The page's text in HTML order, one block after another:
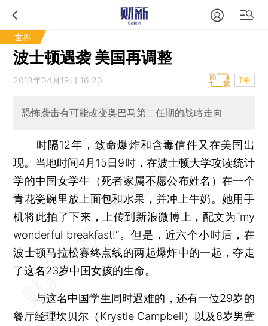
世界
波士顿遇袭 美国再调整
2013年04月19日 16:20 T中
恐怖袭击有可能改变奥巴马第二任期的战略走向
时隔12年，致命爆炸和含毒信件又在美国出
现。当地时间4月15日9时，在波士顿大学攻读统计
学的中国女学生（死者家属不愿公布姓名）在一个
青花瓷碗里放上面包和水果，并冲上牛奶。她用手
机将此拍了下来，上传到新浪微博上，配文为“my
wonderful breakfast!”。但是，近六个小时后，在
波士顿马拉松赛终点线的两起爆炸中的一起，夺走
了这名23岁中国女孩的生命。
与这名中国学生同时遇难的，还有一位29岁的
餐厅经理坎贝尔（Krystle Campbell）以及8岁男童